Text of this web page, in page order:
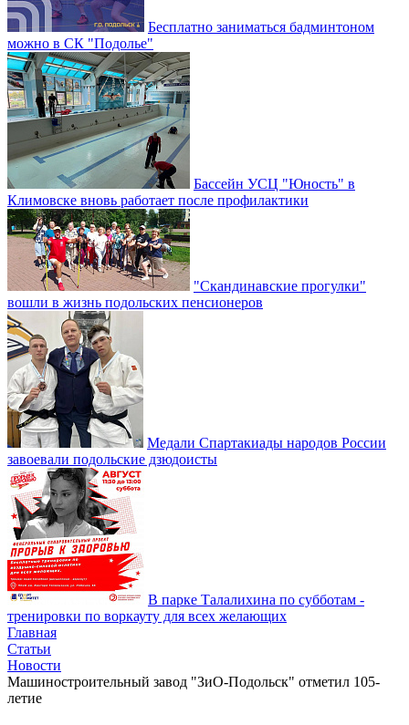
Бесплатно заниматься бадминтоном
можно в СК "Подолье"
Бассейн УСЦ "Юность" в
Климовске вновь работает после профилактики
"Скандинавские прогулки"
вошли в жизнь подольских пенсионеров
Медали Спартакиады народов России
завоевали подольские дзюдоисты
В парке Талалихина по субботам -
тренировки по воркауту для всех желающих
Главная
Статьи
Новости
Машиностроительный завод "ЗиО-Подольск" отметил 105-
летие